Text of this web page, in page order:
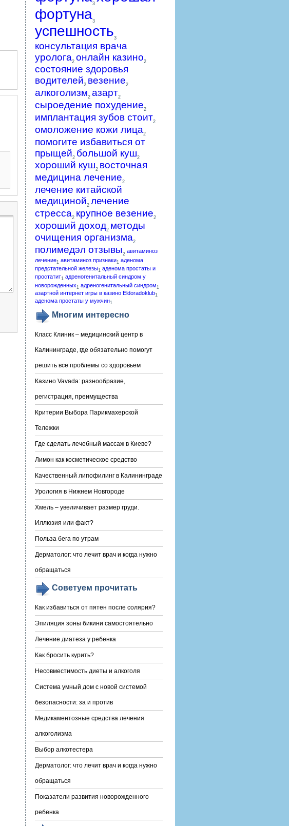
3
фортуна3
успешность3
консультация врача
уролога2 онлайн казино2
состояние здоровья
водителей2 везение2
алкоголизм2 азарт2
сыроедение похудение2
имплантация зубов стоит2
омоложение кожи лица2
помогите избавиться от
прыщей2 большой куш2
хороший куш2 восточная
медицина лечение2
лечение китайской
медициной2 лечение
стресса2 крупное везение2
хороший доход2 методы
очищения организма2
полимедэл отзывы2 авитаминоз
лечение1 авитаминоз признаки1 аденома
предстательной железы1 аденома простаты и
простатит1 адреногенитальный синдром у
новорожденных 1 адреногенитальный синдром 1
азартной интернет игры в казино Eldoradoklub1
аденома простаты у мужчин1
Многим интересно
Класс Клиник – медицинский центр в
Калининграде, где обязательно помогут
решить все проблемы со здоровьем
Казино Vavada: разнообразие,
регистрация, преимущества
Критерии Выбора Парикмахерской
Тележки
Где сделать лечебный массаж в Киеве?
Лимон как косметическое средство
Качественный липофилинг в Калининграде
Урология в Нижнем Новгороде
Хмель – увеличивает размер груди.
Иллюзия или факт?
Польза бега по утрам
Дерматолог: что лечит врач и когда нужно
обращаться
Советуем прочитать
Как избавиться от пятен после солярия?
Эпиляция зоны бикини самостоятельно
Лечение диатеза у ребенка
Как бросить курить?
Несовместимость диеты и алкоголя
Система умный дом с новой системой
безопасности: за и против
Медикаментозные средства лечения
алкоголизма
Выбор алкотестера
Дерматолог: что лечит врач и когда нужно
обращаться
Показатели развития новорожденного
ребенка